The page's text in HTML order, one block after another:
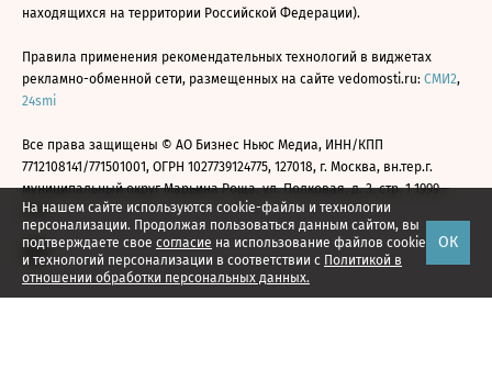
На нашем сайте используются cookie-файлы и технологии
персонализации. Продолжая пользоваться данным сайтом, вы
подтверждаете свое согласие на использование файлов cookie
и технологий персонализации в соответствии с Политикой в
отношении обработки персональных данных.
ОК
находящихся на территории Российской Федерации).
Правила применения рекомендательных технологий в виджетах
рекламно-обменной сети, размещенных на сайте vedomosti.ru: СМИ2,
24smi
Все права защищены © АО Бизнес Ньюс Медиа, ИНН/КПП
7712108141/771501001, ОГРН 1027739124775, 127018, г. Москва, вн.тер.г.
муниципальный округ Марьина Роща, ул. Полковая, д. 3, стр. 1 1999—
2026